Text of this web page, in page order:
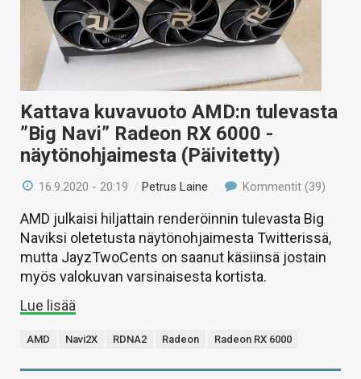
Kattava kuvavuoto AMD:n tulevasta
”Big Navi” Radeon RX 6000 -
näytönohjaimesta (Päivitetty)
16.9.2020 - 20:19 /Petrus Laine Kommentit (39)
AMD julkaisi hiljattain renderöinnin tulevasta Big
Naviksi oletetusta näytönohjaimesta Twitterissä,
mutta JayzTwoCents on saanut käsiinsä jostain
myös valokuvan varsinaisesta kortista.
Lue lisää
AMD Navi2X RDNA2 Radeon Radeon RX 6000